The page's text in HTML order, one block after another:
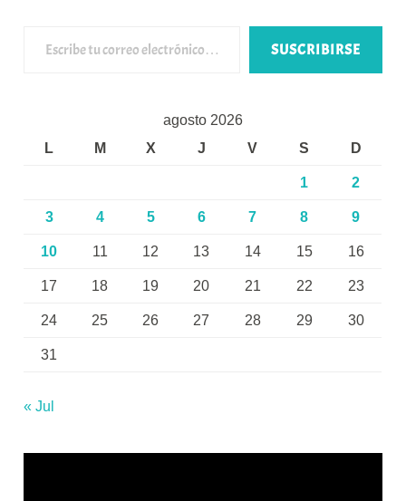
SUSCRIBIRSE
agosto 2026
L
M X J V S D
1 2
3 4 5 6 7 8 9
10 11 12 13 14 15 16
17 18 19 20 21 22 23
24 25 26 27 28 29 30
31
« Jul